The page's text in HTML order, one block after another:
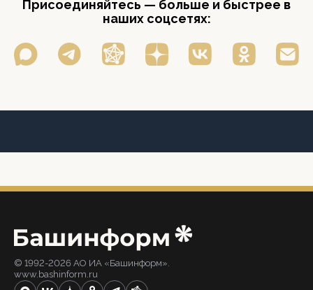
Присоединяйтесь — больше и быстрее в
наших соцсетях:
© 1992-2026 АО ИА «Башинформ».
www.bashinform.ru